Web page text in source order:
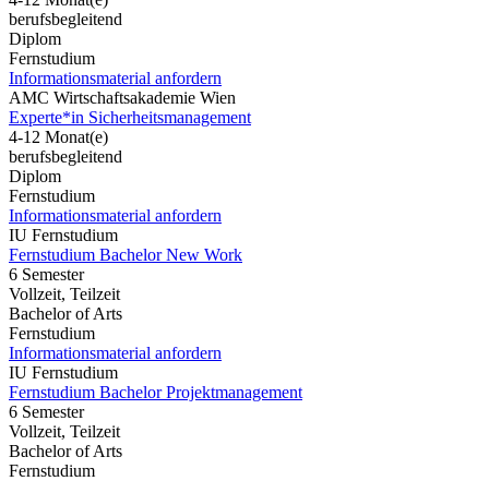
berufsbegleitend
Diplom
Fernstudium
Informationsmaterial anfordern
AMC Wirtschaftsakademie Wien
Experte*in Sicherheitsmanagement
4-12 Monat(e)
berufsbegleitend
Diplom
Fernstudium
Informationsmaterial anfordern
IU Fernstudium
Fernstudium Bachelor New Work
6 Semester
Vollzeit, Teilzeit
Bachelor of Arts
Fernstudium
Informationsmaterial anfordern
IU Fernstudium
Fernstudium Bachelor Projektmanagement
6 Semester
Vollzeit, Teilzeit
Bachelor of Arts
Fernstudium